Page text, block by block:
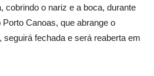
cobrindo o nariz e a boca, durante
Canoas, que abrange o
seguirá fechada e será reaberta em